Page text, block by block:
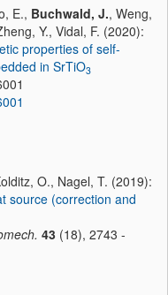
E., Buchwald, J., Weng,
Y., Vidal, F. (2020):
properties of self-
in SrTiO3
O., Nagel, T. (2019):
source (correction and
43 (18), 2743 -